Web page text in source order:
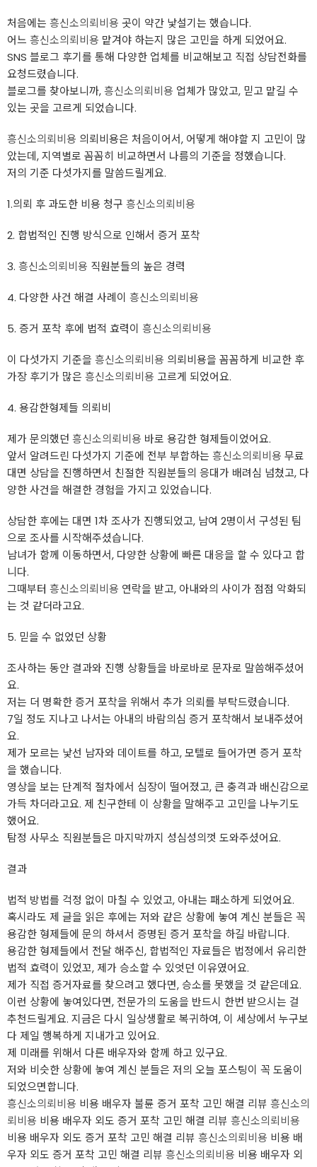
처음에는 흥신소의뢰비용 곳이 약간 낯설기는 했습니다.
어느 흥신소의뢰비용 맡겨야 하는지 많은 고민을 하게 되었어요.
SNS 블로그 후기를 통해 다양한 업체를 비교해보고 직접 상담전화를
요청드렸습니다.
블로그를 찾아보니까,흥신소의뢰비용 업체가 많았고, 믿고 맡길 수
있는 곳을 고르게 되었습니다.
흥신소의뢰비용 의뢰비용은 처음이어서, 어떻게 해야할 지 고민이 많
았는데, 지역별로 꼼꼼히 비교하면서 나름의 기준을 정했습니다.
저의 기준 다섯가지를 말씀드릴게요.
1.의뢰 후 과도한 비용 청구 흥신소의뢰비용
2. 합법적인 진행 방식으로 인해서 증거 포착
3. 흥신소의뢰비용 직원분들의 높은 경력
4. 다양한 사건 해결 사례이 흥신소의뢰비용
5. 증거 포착 후에 법적 효력이 흥신소의뢰비용
이 다섯가지 기준을 흥신소의뢰비용 의뢰비용을 꼼꼼하게 비교한 후
가장 후기가 많은 흥신소의뢰비용 고르게 되었어요.
4. 용감한형제들 의뢰비
제가 문의했던 흥신소의뢰비용 바로 용감한 형제들이었어요.
앞서 알려드린 다섯가지 기준에 전부 부합하는 흥신소의뢰비용 무료
대면 상담을 진행하면서 친절한 직원분들의 응대가 배려심 넘쳤고, 다
양한 사건을 해결한 경험을 가지고 있었습니다.
상담한 후에는 대면 1차 조사가 진행되었고, 남여 2명이서 구성된 팀
으로 조사를 시작해주셨습니다.
남녀가 함께 이동하면서, 다양한 상황에 빠른 대응을 할 수 있다고 합
니다.
그때부터 흥신소의뢰비용 연락을 받고, 아내와의 사이가 점점 악화되
는 것 같더라고요.
5. 믿을 수 없었던 상황
조사하는 동안 결과와 진행 상황들을 바로바로 문자로 말씀해주셨어
요.
저는 더 명확한 증거 포착을 위해서 추가 의뢰를 부탁드렸습니다.
7일 정도 지나고 나서는 아내의 바람의심 증거 포착해서 보내주셨어
요.
제가 모르는 낯선 남자와 데이트를 하고, 모텔로 들어가면 증거 포착
을 했습니다.
영상을 보는 단계적 절차에서 심장이 떨어졌고, 큰 충격과 배신감으로
가득 차더라고요. 제 친구한테 이 상황을 말해주고 고민을 나누기도
했어요.
탐정 사무소 직원분들은 마지막까지 성심성의껏 도와주셨어요.
결과
법적 방법를 걱정 없이 마칠 수 있었고, 아내는 패소하게 되었어요.
혹시라도 제 글을 읽은 후에는 저와 같은 상황에 놓여 계신 분들은 꼭
용감한 형제들에 문의 하셔서 증명된 증거 포착을 하길 바랍니다.
용감한 형제들에서 전달 해주신, 합법적인 자료들은 법정에서 유리한
법적 효력이 있었꼬, 제가 승소할 수 있엇던 이유였어요.
제가 직접 증거자료를 찾으려고 했다면, 승소를 못했을 것 같은데요.
이런 상황에 놓여있다면, 전문가의 도움을 반드시 한번 받으시는 걸
추천드릴게요. 지금은 다시 일상생활로 복귀하여, 이 세상에서 누구보
다 제일 행복하게 지내가고 있어요.
제 미래를 위해서 다른 배우자와 함께 하고 있구요.
저와 비슷한 상황에 놓여 계신 분들은 저의 오늘 포스팅이 꼭 도움이
되었으면합니다.
흥신소의뢰비용 비용 배우자 불륜 증거 포착 고민 해결 리뷰 흥신소의
뢰비용 비용 배우자 외도 증거 포착 고민 해결 리뷰 흥신소의뢰비용
비용 배우자 외도 증거 포착 고민 해결 리뷰 흥신소의뢰비용 비용 배
우자 외도 증거 포착 고민 해결 리뷰 흥신소의뢰비용 비용 배우자 외